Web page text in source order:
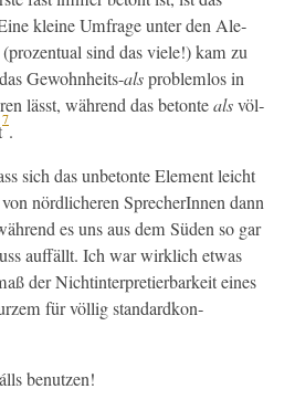
kleine Umfrage unter den Ale­
sind das viele!) kam zu
Gewohn­heits-alsprob­lem­los in
lässt, während das betontealsvöl­
7
.
sich das unbe­tonte Ele­ment leicht
nördlicheren SprecherIn­nen dann
es uns aus dem Süden so gar
auf­fällt. Ich war wirk­lich etwas
der Nicht­in­ter­pretier­barkeit eines
für völ­lig stan­dard­kon­
benutzen!